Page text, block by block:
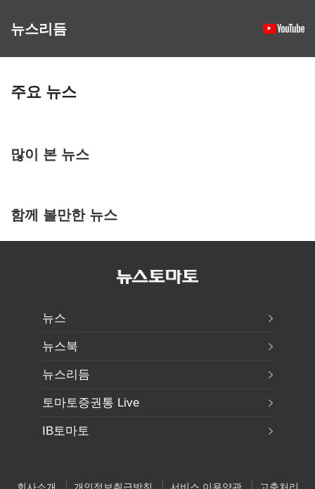
뉴스리듬
주요 뉴스
많이 본 뉴스
함께 볼만한 뉴스
뉴스
뉴스북
뉴스리듬
토마토증권통 Live
IB토마토